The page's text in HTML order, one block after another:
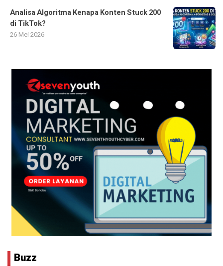
Analisa Algoritma Kenapa Konten Stuck 200
di TikTok?
26 Mei 2026
Buzz